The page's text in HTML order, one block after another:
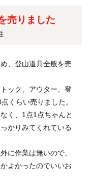
売りました
、登山道具全般を売
ック、アウター、登
くらい売りました。
く、1点1点ちゃんと
かりみてくれている
に作業は無いので、
よかったのでいいお